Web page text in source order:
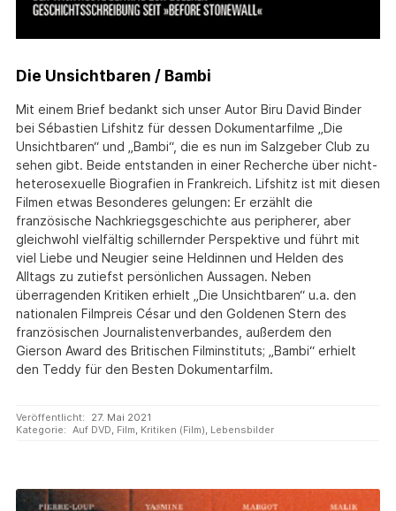
Die Unsichtbaren / Bambi
Mit einem Brief bedankt sich unser Autor Biru David Binder
bei Sébastien Lifshitz für dessen Dokumentarfilme „Die
Unsichtbaren“ und „Bambi“, die es nun im Salzgeber Club zu
sehen gibt. Beide entstanden in einer Recherche über nicht-
heterosexuelle Biografien in Frankreich. Lifshitz ist mit diesen
Filmen etwas Besonderes gelungen: Er erzählt die
französische Nachkriegsgeschichte aus peripherer, aber
gleichwohl vielfältig schillernder Perspektive und führt mit
viel Liebe und Neugier seine Heldinnen und Helden des
Alltags zu zutiefst persönlichen Aussagen. Neben
überragenden Kritiken erhielt „Die Unsichtbaren“ u.a. den
nationalen Filmpreis César und den Goldenen Stern des
französischen Journalistenverbandes, außerdem den
Gierson Award des Britischen Filminstituts; „Bambi“ erhielt
den Teddy für den Besten Dokumentarfilm.
Veröffentlicht:
27. Mai 2021
Kategorie: Auf DVD, Film, Kritiken (Film), Lebensbilder